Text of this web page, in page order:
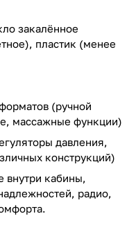
закалённое
пластик (менее
(ручной
массажные функции)
давления,
конструкций)
внутри кабины,
радио,